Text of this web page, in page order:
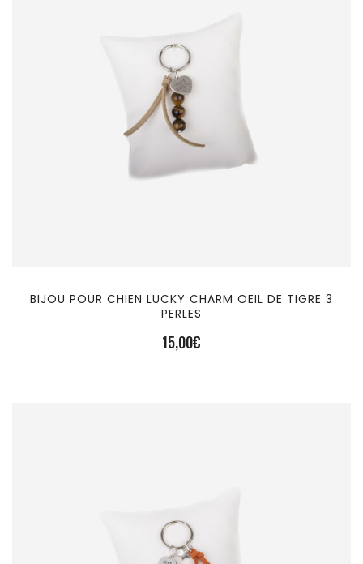
BIJOU POUR CHIEN LUCKY CHARM OEIL DE TIGRE 3
PERLES
15,00€